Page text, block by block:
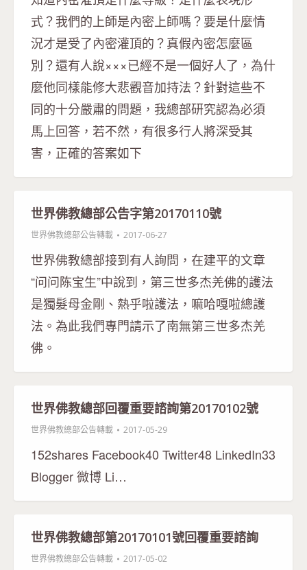
式？我們的上師是內密上師嗎？要是什麼情
況才是受了內密灌頂的？真假內密怎麼區
別？還有人說×××已經不是一個好人了，為什
麼他同樣能修大悲觀音加持法？針對這些不
同的十分嚴肅的問題，我總部研究認為必須
馬上回答，若不然，有很多行人將深受其
害，正確的答案如下
世界佛教總部公告字第20170110號
世界佛教總部公告轉載 2017-06-27
世界佛教總部接到有人詢問，在建平的文章
“问问陈宝生”中說到，第三世多杰羌佛的護法
是獨髮母金剛、熱乎啦護法，嘛哈嘎啦總護
法。為此我們專門請示了南無第三世多杰羌
佛。
世界佛教總部回覆重要諮詢第20170102號
世界佛教總部公告轉載 2017-05-29
152shares Facebook40 Twitter48 LinkedIn33
Blogger 微博 Li…
世界佛教總部第20170101號回覆重要諮詢
世界佛教總部公告轉載 2017-05-02